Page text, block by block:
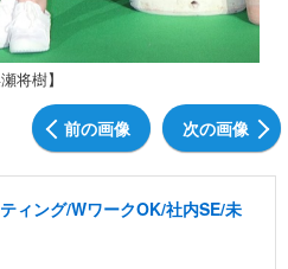
将樹】
前の画像 次の画像
ィング/WワークOK/社内SE/未